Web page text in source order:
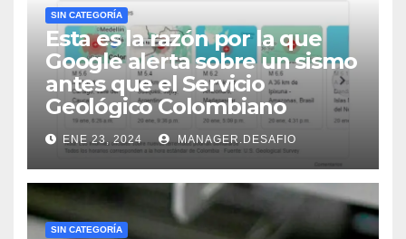
SIN CATEGORÍA
Esta es la razón por la que
Google alerta sobre un sismo
antes que el Servicio
Geológico Colombiano
ENE 23, 2024 MANAGER.DESAFIO
SIN CATEGORÍA